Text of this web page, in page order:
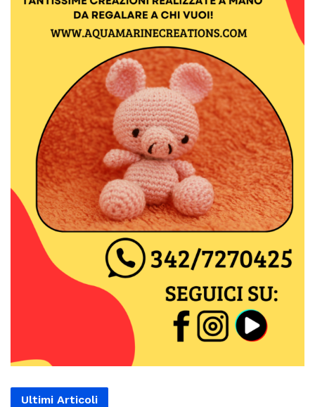
Ultimi Articoli